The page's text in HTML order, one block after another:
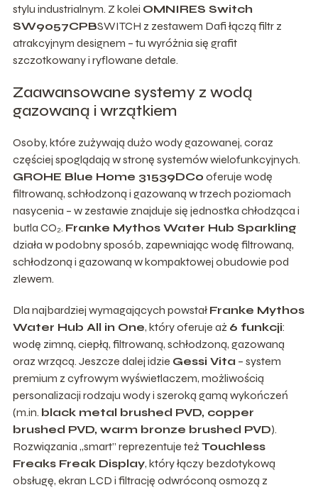
stylu industrialnym. Z kolei OMNIRES Switch
SW9057CPBSWITCH z zestawem Dafi łączą filtr z
atrakcyjnym designem – tu wyróżnia się grafit
szczotkowany i ryflowane detale.
Zaawansowane systemy z wodą
gazowaną i wrzątkiem
Osoby, które zużywają dużo wody gazowanej, coraz
częściej spoglądają w stronę systemów wielofunkcyjnych.
GROHE Blue Home 31539DC0 oferuje wodę
filtrowaną, schłodzoną i gazowaną w trzech poziomach
nasycenia – w zestawie znajduje się jednostka chłodząca i
butla CO₂. Franke Mythos Water Hub Sparkling
działa w podobny sposób, zapewniając wodę filtrowaną,
schłodzoną i gazowaną w kompaktowej obudowie pod
zlewem.
Dla najbardziej wymagających powstał Franke Mythos
Water Hub All in One, który oferuje aż 6 funkcji:
wodę zimną, ciepłą, filtrowaną, schłodzoną, gazowaną
oraz wrzącą. Jeszcze dalej idzie Gessi Vita – system
premium z cyfrowym wyświetlaczem, możliwością
personalizacji rodzaju wody i szeroką gamą wykończeń
(m.in. black metal brushed PVD, copper
brushed PVD, warm bronze brushed PVD).
Rozwiązania „smart” reprezentuje też Touchless
Freaks Freak Display, który łączy bezdotykową
obsługę, ekran LCD i filtrację odwróconą osmozą z